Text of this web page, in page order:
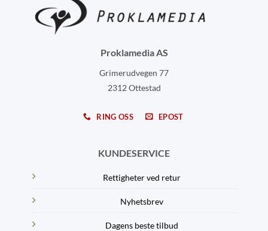
Proklamedia AS
Grimerudvegen 77
2312 Ottestad
RING OSS EPOST
KUNDESERVICE
Rettigheter ved retur
Nyhetsbrev
Dagens beste tilbud